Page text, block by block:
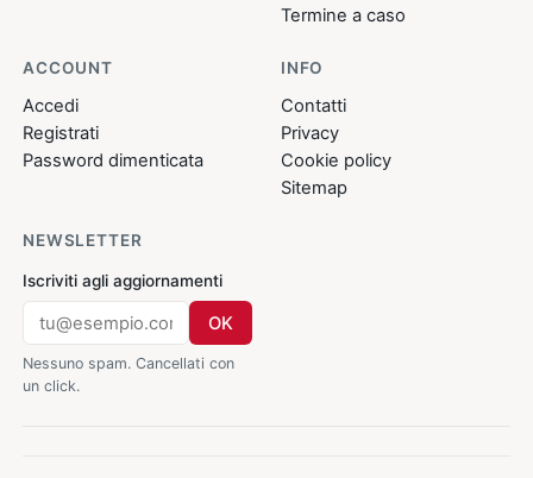
Termine a caso
ACCOUNT
Accedi
Registrati
Password dimenticata
INFO
Contatti
Privacy
Cookie policy
Sitemap
NEWSLETTER
Iscriviti agli aggiornamenti
OK
Nessuno spam. Cancellati con
un click.